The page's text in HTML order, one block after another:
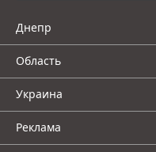
Днепр
Область
Украина
Реклама